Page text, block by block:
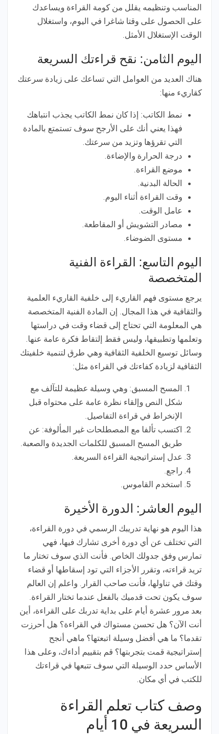
المناسب وتنظيمه يقلل من كومة القراءة ويساعدك
على الحصول على وقتا شاغرا في اليوم، واستغلال
الوقت الإستغلال الأمثل.
اليوم الثامن: نقح قراءتك السريعة
هناك العديد من العوامل التي تساعك على زيادة سرعتك
كقاريء منها:
نمط الكاتب: إذا كان نمط الكاتب يجذب انتباهك
فهذا يعني أنك على الأرجح سوف تستمتع بالمادة
التي تقرؤها وتزيد من سرعتك.
درجة الحرارة والإضاءة.
موضع القراءة.
الحالة البدنية.
وقت القراءة أثناء اليوم.
عامل الوقت.
مصادر التشويش أو المقاطعة.
مستوى الضوضاء.
اليوم التاسع: القراءة الفنية
المتخصصة
يرجع مستوى فهم القاريء إلى خلفية القاريء العلمية
والثقافية في هذا المجال. إن المادة الفنية المتخصصة
هي المعلومة التي تحتاج إلى قضاء وقت في دراستها
وتعلمها وتطبيقها، وليس فقط إلتقاط فكرة عامة عنها.
وسائل توسيع الخلفية الثقافية وهي طرق لتنمية خلفيتك
الثقافية لزيادة كفاءتك في القراءة مثل:
المسح المسبق: وهي وسيلة عظيمة للتآلف مع
شكل النص وإلقاء نظرة عامة على محتواه قبل
الإنخراط في قراءة التفاصيل.
اكتسب تألفا مع المصطلحات غير المألوفة: عن
طريق المسح المسبق للكلمات الجديدة والصعبة.
عدل إستراتيجية القراءة السريعة.
راجع.
استخدم القاموس.
اليوم العاشر: الدورة الأخيرة
هذا اليوم هو نهاية تدريبك الرسمي في دورة القراءة،
التي تختلف عن أي دورة أخرى تشارك فيها، فهي
تمارس وفق جدولك الخاص. فأنت الذي سوف تختار ما
تريد قراءته، وتقرر الأجزاء التي تود إسقاطها أو قضاء
وقتك في تناولها، فأنت صاحب القرار. واعلم إن العالم
سوف يكون تحت قدميك بالفعل عندما تختار القراءة.
بعد مرور عشرة أيام على بداية تدربك على القراءة، أين
أنت الآن؟ هل تحسن مستواك في القراءة؟ هل أحرزت
تقدما؟ ما هي أفضل وسيلة اتبعتها؟ ماهي أنجح
إستراتيجية قمت بتجربتها؟ قم بتقييم أداءك، وعلى هذا
الأساس حدد الوسيلة التي سوف تتبعها في قراءتك
للكتب في أي مكان.
وصف كتاب تعلم القراءة
السريعة في 10 أيام